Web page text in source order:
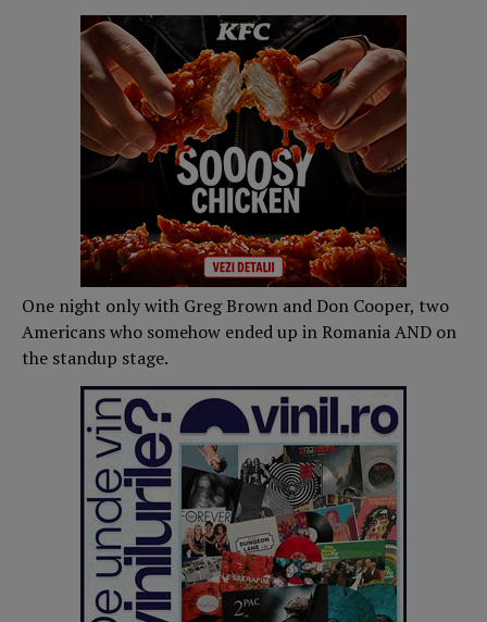
One night only with Greg Brown and Don Cooper, two
Americans who somehow ended up in Romania AND on
the standup stage.